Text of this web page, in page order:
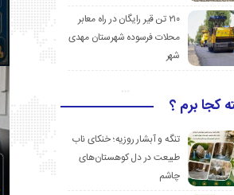
۲۱۰ تن قیر رایگان در راه معابر
محلات فرسوده شهرستان مهدی
شهر
کجا برم ؟
تنگه و آبشار روزیه؛ خنکای ناب
طبیعت در دل کوهستان‌های
چاشم